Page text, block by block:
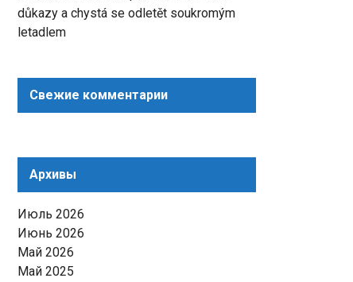
důkazy a chystá se odletět soukromým
letadlem
Свежие комментарии
Архивы
Июль 2026
Июнь 2026
Май 2026
Май 2025